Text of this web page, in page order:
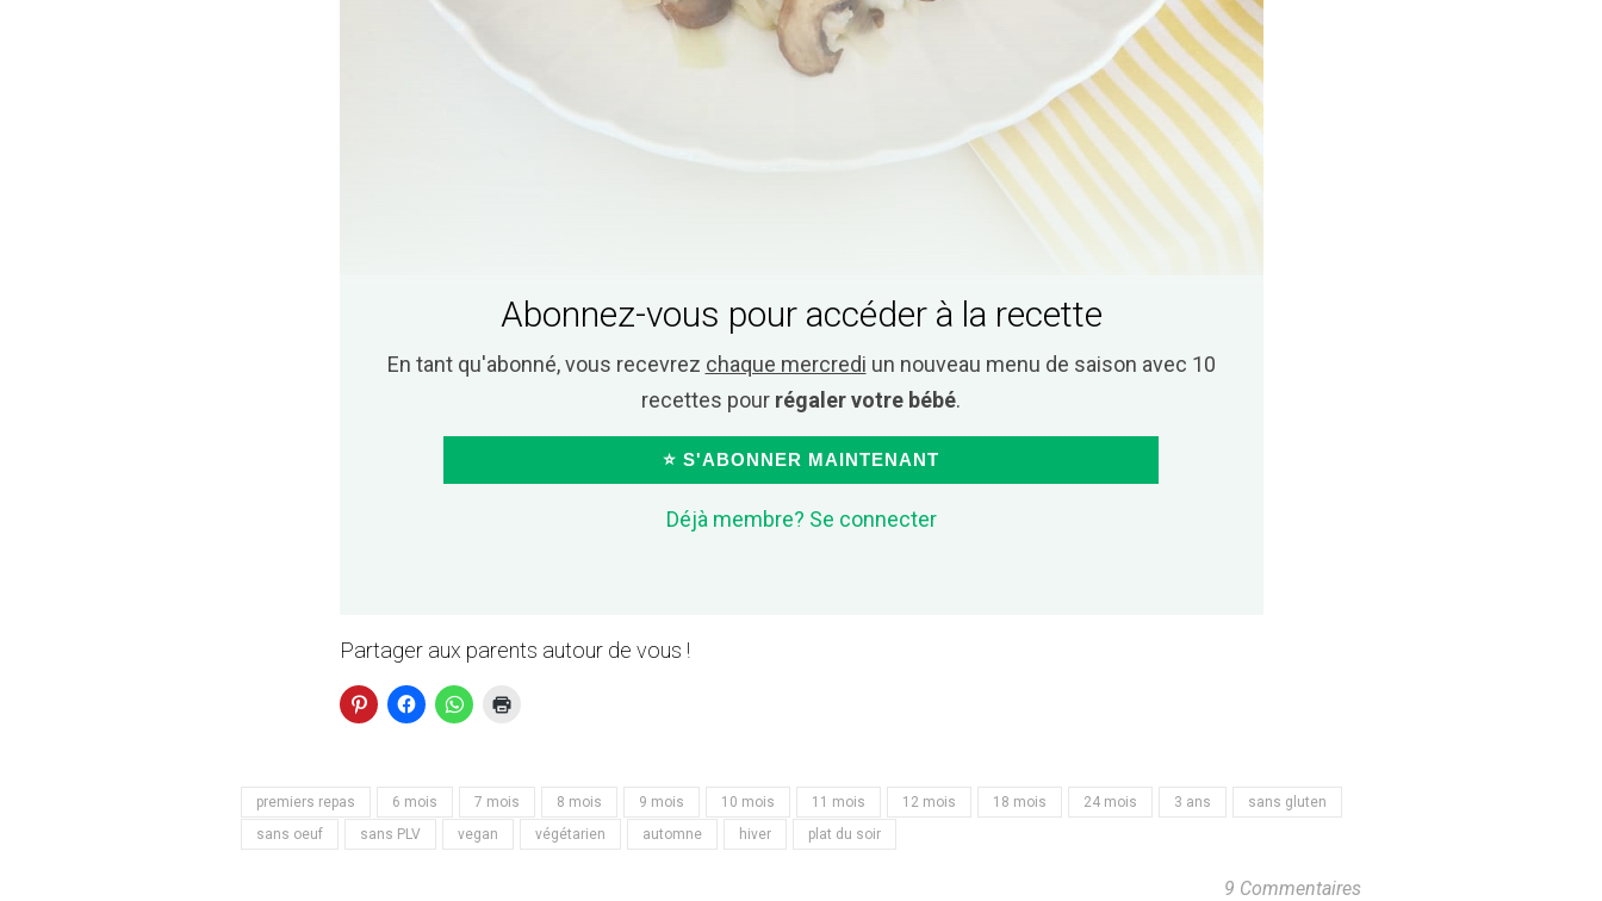
Abonnez-vous pour accéder à la recette
En tant qu'abonné, vous recevrez chaque mercredi un nouveau menu de saison avec 10
recettes pour régaler votre bébé.
⭐ S'ABONNER MAINTENANT
Déjà membre? Se connecter
Partager aux parents autour de vous !
premiers repas 6 mois 7 mois 8 mois 9 mois 10 mois 11 mois 12 mois 18 mois 24 mois 3 ans
sans gluten
sans oeuf
sans PLV vegan végétarien automne hiver plat du soir
9 Commentaires